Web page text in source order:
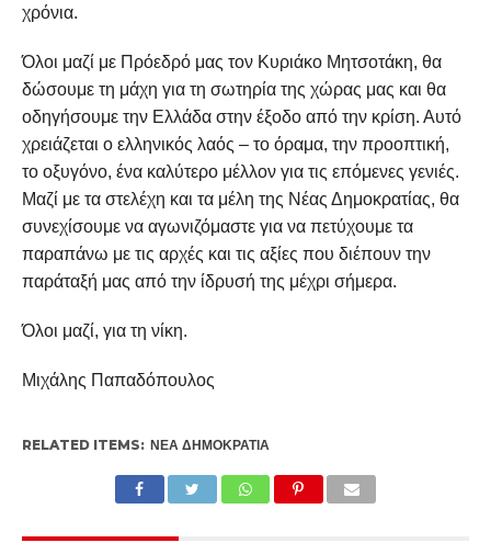
χρόνια.
Όλοι μαζί με Πρόεδρό μας τον Κυριάκο Μητσοτάκη, θα
δώσουμε τη μάχη για τη σωτηρία της χώρας μας και θα
οδηγήσουμε την Ελλάδα στην έξοδο από την κρίση. Αυτό
χρειάζεται ο ελληνικός λαός – το όραμα, την προοπτική,
το οξυγόνο, ένα καλύτερο μέλλον για τις επόμενες γενιές.
Μαζί με τα στελέχη και τα μέλη της Νέας Δημοκρατίας, θα
συνεχίσουμε να αγωνιζόμαστε για να πετύχουμε τα
παραπάνω με τις αρχές και τις αξίες που διέπουν την
παράταξή μας από την ίδρυσή της μέχρι σήμερα.
Όλοι μαζί, για τη νίκη.
Μιχάλης Παπαδόπουλος
RELATED ITEMS: ΝΈΑ ΔΗΜΟΚΡΑΤΊΑ